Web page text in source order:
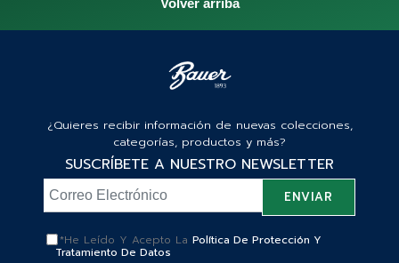
¿Quieres recibir información de nuevas colecciones,
categorías, productos y más?
SUSCRÍBETE A NUESTRO NEWSLETTER
*He Leído Y Acepto La Política De Protección Y
Tratamiento De Datos